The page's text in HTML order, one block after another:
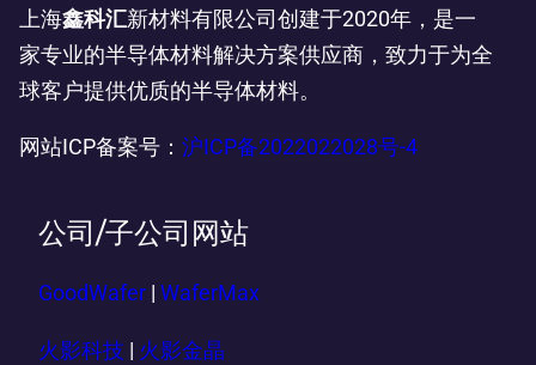
上海鑫科汇新材料有限公司创建于2020年，是一
家专业的半导体材料解决方案供应商，致力于为全
球客户提供优质的半导体材料。
网站ICP备案号： 沪ICP备2022022028号-4
公司/子公司网站
GoodWafer WaferMax
火影科技 火影金晶